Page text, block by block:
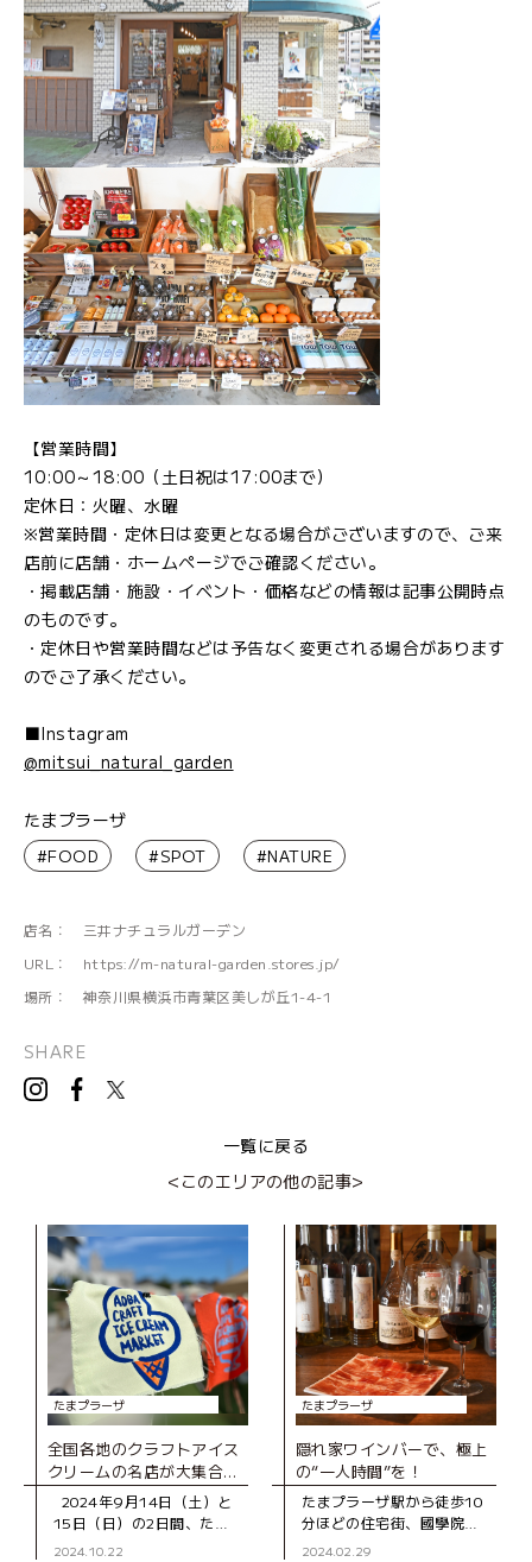
【営業時間】
10:00～18:00（土日祝は17:00まで）
定休日：火曜、水曜
※営業時間・定休日は変更となる場合がございますので、ご来
店前に店舗・ホームページでご確認ください。
・掲載店舗・施設・イベント・価格などの情報は記事公開時点
のものです。
・定休日や営業時間などは予告なく変更される場合があります
のでご了承ください。
■Instagram
@mitsui_natural_garden
たまプラーザ
#FOOD #SPOT #NATURE
店名：
三井ナチュラルガーデン
URL：
https://m-natural-garden.stores.jp/
場所：
神奈川県横浜市青葉区美しが丘1-4-1
SHARE
一覧に戻る
<このエリアの他の記事>
たまプラーザ
全国各地のクラフトアイス
クリームの名店が大集合！
初イベント 「AOBA
CRAFT ICE CREAM
MARKET」レポート
2024年9月14日（土）と
15日（日）の2日間、たま
プラーザ テラス ノースプラ
2024.10.22
たまプラーザ
隠れ家ワインバーで、極上
の“一人時間”を！
たまプラーザ駅から徒歩10
分ほどの住宅街、國學院大
學の先にある「トリニティ
2024.02.29